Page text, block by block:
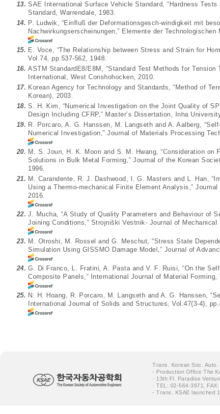
13. SAE International Surface Vehicle Standard, “Hardness
Standard, Warrendale, 1983.
14. P. Ludwik, “Einfluß der Deformationsgesch-windigkeit mit
Nachwirkungserscheinungen,” Elemente der
15. E. Voce, “The Relationship between Stress and Strain for
Vol.74, pp.537-562, 1948.
16. ASTM StandardE8/E8M, “Standard Test Methods for
International, West Conshohocken, 2010.
17. Korean Agency for Technology and Standards, “Method of
Korean), 2003.
18. S. H. Kim, “Numerical Investigation on the Joint Quality of
Design Including CFRP,” Master’s Dissertation, Inha
19. R. Porcaro, A. G. Hanssen, M. Langseth and A. Aalberg,
Numerical Investigation,” Journal of Materials Processing
20. M. S. Joun, H. K. Moon and S. M. Hwang, “Consideration
Solutions in Bulk Metal Forming,” Journal of the Korean
1996.
21. M. Carandente, R. J. Dashwood, I. G. Masters and L. Han,
Using a Thermo-mechanical Finite Element Analysis,”
2016.
22. J. Mucha, “A Study of Quality Parameters and Behaviour of
Joining Conditions,” Strojniški Vestnik- Journal of
23. M. Otroshi, M. Rossel and G. Meschut, “Stress State
Simulation Using GISSMO Damage Model,” Journal of
24. G. Di Franco, L. Fratini, A. Pasta and V. F. Ruisi, “On the
Composite Panels,” International Journal of Material
25. N. H. Hoang, R. Porcaro, M. Langseth and A. G. Hanssen,
International Journal of Solids and Structures, Vol.47(3-4),
Trans. Korean Soc. Auto.
- Production Office The
· 13th Fl. Paradise
· TEL: 02-564-3971,
- Trans. KSAE launched